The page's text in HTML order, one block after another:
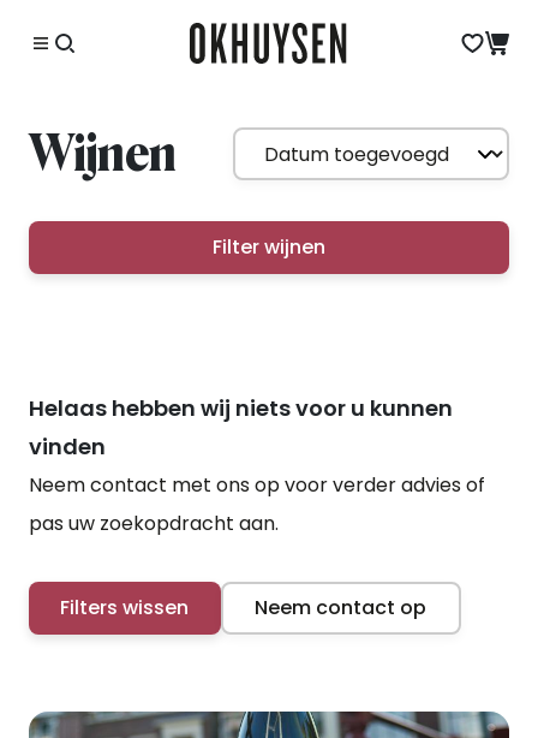
Wijnen
Filter wijnen
Helaas hebben wij niets voor u kunnen
vinden
Neem contact met ons op voor verder advies of
pas uw zoekopdracht aan.
Filters wissen Neem contact op